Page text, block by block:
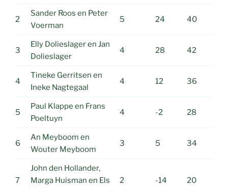
2
Sander Roos en Peter
Voerman
5 24 40
3
Elly Dolieslager en Jan
Dolieslager
4 28 42
4
Tineke Gerritsen en
Ineke Nagtegaal
4 12 36
5
Paul Klappe en Frans
Poeltuyn
4 -2 28
6
An Meyboom en
Wouter Meyboom
3 5 34
7
John den Hollander,
Marga Huisman en Els
2 -14 20